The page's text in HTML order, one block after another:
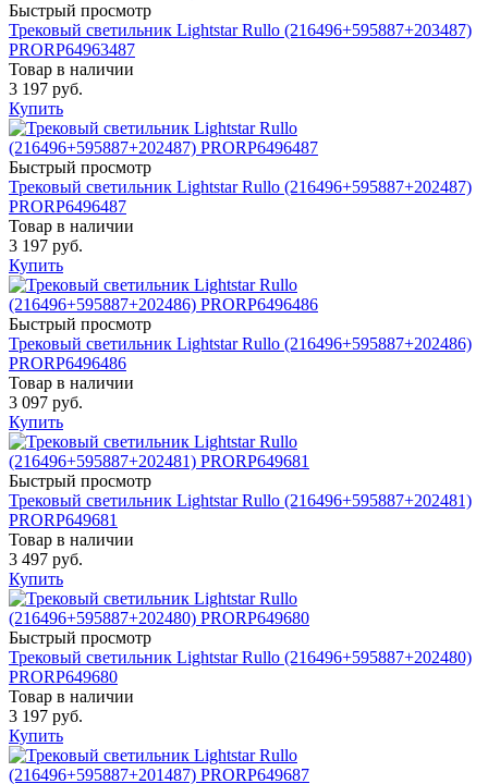
Быстрый просмотр
Трековый светильник Lightstar Rullo (216496+595887+203487)
PRORP64963487
Товар в наличии
3 197 руб.
Купить
Быстрый просмотр
Трековый светильник Lightstar Rullo (216496+595887+202487)
PRORP6496487
Товар в наличии
3 197 руб.
Купить
Быстрый просмотр
Трековый светильник Lightstar Rullo (216496+595887+202486)
PRORP6496486
Товар в наличии
3 097 руб.
Купить
Быстрый просмотр
Трековый светильник Lightstar Rullo (216496+595887+202481)
PRORP649681
Товар в наличии
3 497 руб.
Купить
Быстрый просмотр
Трековый светильник Lightstar Rullo (216496+595887+202480)
PRORP649680
Товар в наличии
3 197 руб.
Купить